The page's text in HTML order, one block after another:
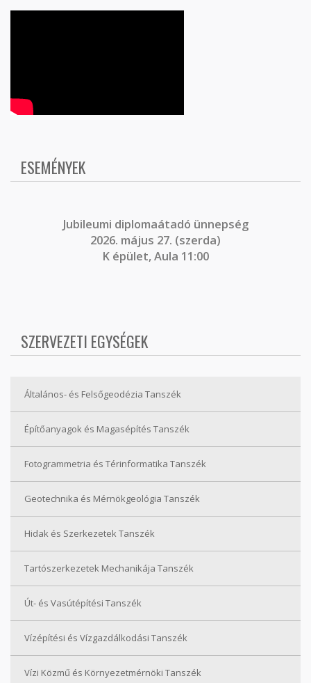
ESEMÉNYEK
Jubileumi diplomaátadó ünnepség
2026. május 27. (szerda)
K épület, Aula 11:00
SZERVEZETI EGYSÉGEK
Általános- és Felsőgeodézia Tanszék
Építőanyagok és Magasépítés Tanszék
Fotogrammetria és Térinformatika Tanszék
Geotechnika és Mérnökgeológia Tanszék
Hidak és Szerkezetek Tanszék
Tartószerkezetek Mechanikája Tanszék
Út- és Vasútépítési Tanszék
Vízépítési és Vízgazdálkodási Tanszék
Vízi Közmű és Környezetmérnöki Tanszék